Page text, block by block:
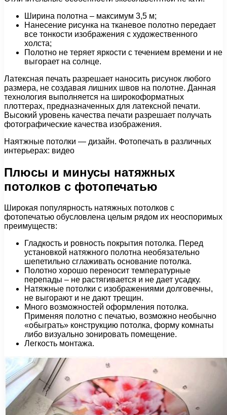
Ширина полотна – максимум 3,5 м;
Нанесение рисунка на тканевое полотно передает
все тонкости изображения с художественного
холста;
Полотно не теряет яркости с течением времени и не
выгорает на солнце.
Латексная печать разрешает наносить рисунок любого
размера, не создавая лишних швов на полотне. Данная
технология выполняется на широкоформатных
плоттерах, предназначенных для латексной печати.
Высокий уровень качества печати разрешает получать
фотографические качества изображения.
Наятжные потолки — дизайн. Фотопечать в различных
интерьерах: видео
Плюсы и минусы натяжных
потолков с фотопечатью
Широкая популярность натяжных потолков с
фотопечатью обусловлена целым рядом их неоспоримых
преимуществ:
Гладкость и ровность покрытия потолка. Перед
установкой натяжного полотна необязательно
шепетильно сглаживать основание потолка.
Полотно хорошо переносит температурные
перепады – не растягивается и не дает усадку.
Натяжные потолки с изображениями долговечны,
не выгорают и не дают трещин.
Много возможностей оформления потолка.
Применяя полотно с печатью, возможно необычно
«обыграть» конструкцию потолка, форму комнаты
либо визуально зонировать помещение.
Легкость монтажа.